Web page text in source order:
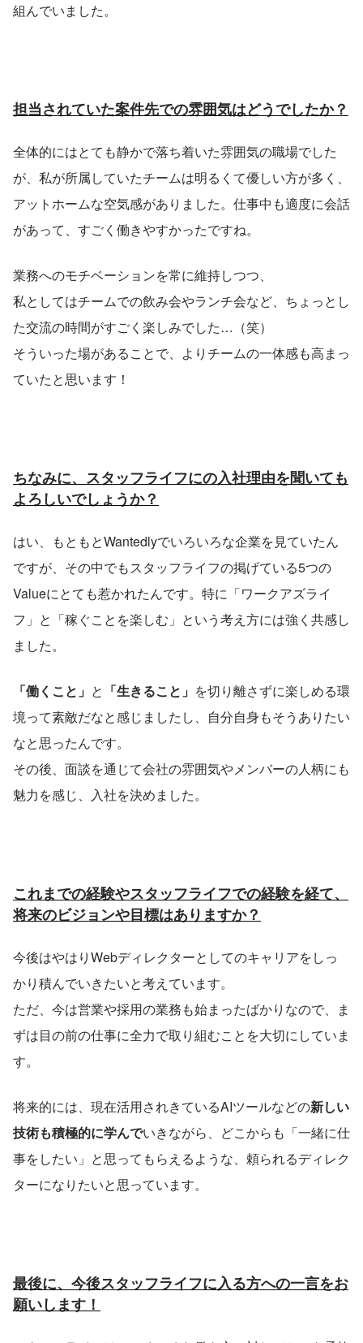
組んでいました。
担当されていた案件先での雰囲気はどうでしたか？
全体的にはとても静かで落ち着いた雰囲気の職場でした
が、私が所属していたチームは明るくて優しい方が多く、
アットホームな空気感がありました。仕事中も適度に会話
があって、すごく働きやすかったですね。
業務へのモチベーションを常に維持しつつ、
私としてはチームでの飲み会やランチ会など、ちょっとし
た交流の時間がすごく楽しみでした…（笑）
そういった場があることで、よりチームの一体感も高まっ
ていたと思います！
ちなみに、スタッフライフにの入社理由を聞いても
よろしいでしょうか？
はい、もともとWantedlyでいろいろな企業を見ていたん
ですが、その中でもスタッフライフの掲げている5つの
Valueにとても惹かれたんです。特に「ワークアズライ
フ」と「稼ぐことを楽しむ」という考え方には強く共感し
ました。
「働くこと」 と 「生きること」 を切り離さずに楽しめる環
境って素敵だなと感じましたし、自分自身もそうありたい
なと思ったんです。
その後、面談を通じて会社の雰囲気やメンバーの人柄にも
魅力を感じ、入社を決めました。
これまでの経験やスタッフライフでの経験を経て、
将来のビジョンや目標はありますか？
今後はやはりWebディレクターとしてのキャリアをしっ
かり積んでいきたいと考えています。
ただ、今は営業や採用の業務も始まったばかりなので、ま
ずは目の前の仕事に全力で取り組むことを大切にしていま
す。
将来的には、現在活用されきているAIツールなどの新しい
技術も積極的に学んでいきながら、どこからも「一緒に仕
事をしたい」と思ってもらえるような、頼られるディレク
ターになりたいと思っています。
最後に、今後スタッフライフに入る方への一言をお
願いします！